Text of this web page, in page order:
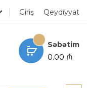
Giriş Qeydiyyat
Səbətim
0.00 ₼